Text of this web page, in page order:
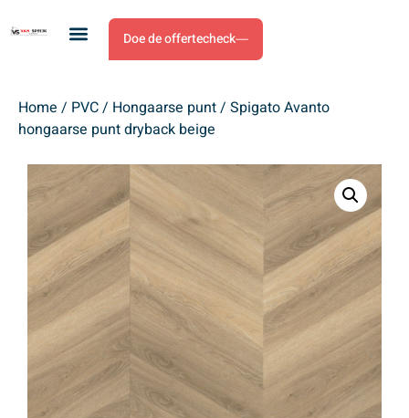
Doe de offertecheck
Home / PVC/ Hongaarse punt/ Spigato Avanto
hongaarse punt dryback beige